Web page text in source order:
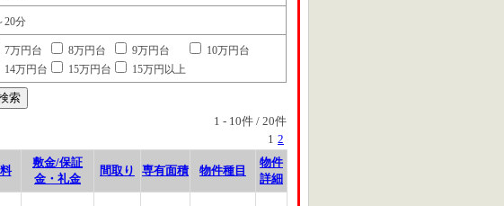
20分
7万円台 8万円台 9万円台
10万円台
14万円台 15万円台 15万円以上
1 - 10件 / 20件
1 2
敷金/保証
金・礼金
間取り 専有面積 物件種目
物件
詳細